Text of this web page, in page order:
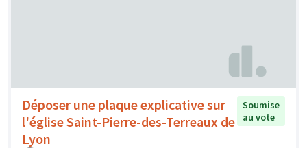
Déposer une plaque explicative sur
l'église Saint-Pierre-des-Terreaux de
Lyon
Soumise
au vote